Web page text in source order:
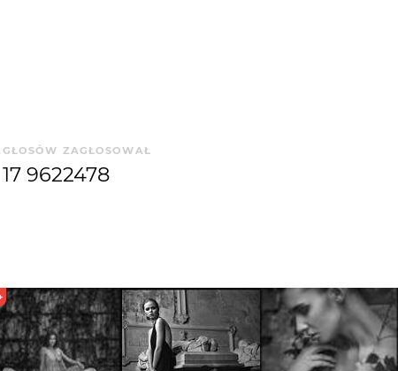
GŁOSÓW
17 962
ZAGŁOSOWAŁ
2478